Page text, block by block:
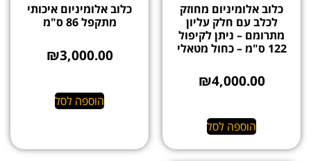
כלוב אלומיניום מחוזק
לכלב עם חלק עליון
מתרומם – ניתן לקיפול
122 ס"מ – כחול מטאלי
₪4,000.00
הוספה לסל
כלוב אלומיניום איכותי
מתקפל 86 ס"מ
₪3,000.00
הוספה לסל